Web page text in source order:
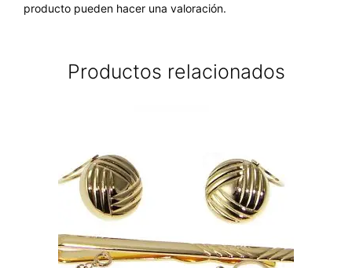
producto pueden hacer una valoración.
Productos relacionados